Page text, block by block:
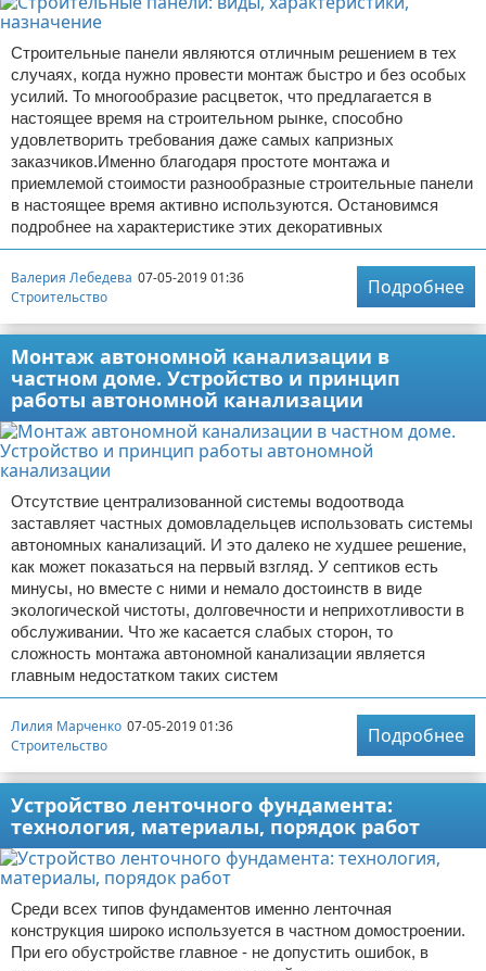
Строительные панели являются отличным решением в тех
случаях, когда нужно провести монтаж быстро и без особых
усилий. То многообразие расцветок, что предлагается в
настоящее время на строительном рынке, способно
удовлетворить требования даже самых капризных
заказчиков.Именно благодаря простоте монтажа и
приемлемой стоимости разнообразные строительные панели
в настоящее время активно используются. Остановимся
подробнее на характеристике этих декоративных
Валерия Лебедева 07-05-2019 01:36
Строительство
Подробнее
Монтаж автономной канализации в
частном доме. Устройство и принцип
работы автономной канализации
Отсутствие централизованной системы водоотвода
заставляет частных домовладельцев использовать системы
автономных канализаций. И это далеко не худшее решение,
как может показаться на первый взгляд. У септиков есть
минусы, но вместе с ними и немало достоинств в виде
экологической чистоты, долговечности и неприхотливости в
обслуживании. Что же касается слабых сторон, то
сложность монтажа автономной канализации является
главным недостатком таких систем
Лилия Марченко 07-05-2019 01:36
Строительство
Подробнее
Устройство ленточного фундамента:
технология, материалы, порядок работ
Среди всех типов фундаментов именно ленточная
конструкция широко используется в частном домостроении.
При его обустройстве главное - не допустить ошибок, в